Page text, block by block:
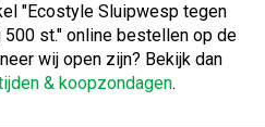
"Ecostyle Sluipwesp tegen
st." online bestellen op de
wij open zijn? Bekijk dan
& koopzondagen.